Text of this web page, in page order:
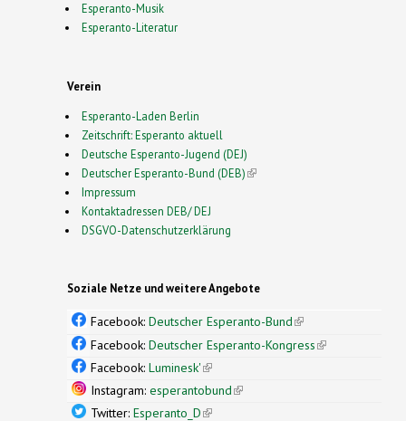
Esperanto-Musik
Esperanto-Literatur
Verein
Esperanto-Laden Berlin
Zeitschrift: Esperanto aktuell
Deutsche Esperanto-Jugend (DEJ)
Deutscher Esperanto-Bund (DEB)(link is external)
Impressum
Kontaktadressen DEB/ DEJ
DSGVO-Datenschutzerklärung
Soziale Netze und weitere Angebote
Facebook: Deutscher Esperanto-Bund(link is
external)
Facebook: Deutscher Esperanto-Kongress(link is
Facebook: Luminesk'(link is external)
Instagram: esperantobund(link is external)
Twitter: Esperanto_D(link is external)